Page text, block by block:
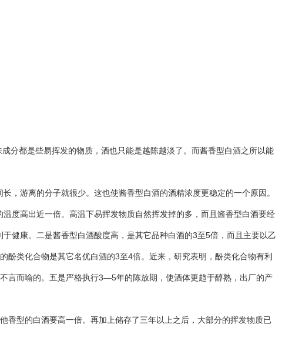
都是些易挥发的物质，酒也只能是越陈越淡了。而酱香型白酒之所以能
游离的分子就很少。这也使酱香型白酒的酒精浓度更稳定的一个原因。
高出近一倍。高温下易挥发物质自然挥发掉的多，而且酱香型白酒要经
健康。二是酱香型白酒酸度高，是其它品种白酒的3至5倍，而且主要以乙
类化合物是其它名优白酒的3至4倍。近来，研究表明，酚类化合物有利
言而喻的。五是严格执行3—5年的陈放期，使酒体更趋于醇熟，出厂的产
型的白酒要高一倍。再加上储存了三年以上之后，大部分的挥发物质已